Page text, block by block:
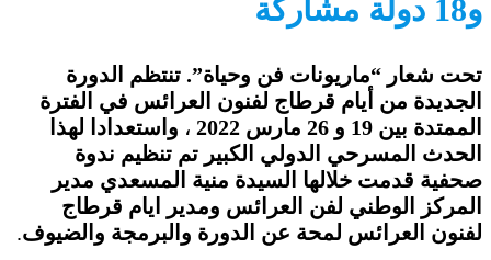
و18 دولة مشاركة
تحت شعار “ماريونات فن وحياة”. تنتظم الدورة
الجديدة من أيام قرطاج لفنون العرائس في الفترة
الممتدة بين 19 و 26 مارس 2022
، واستعدادا لهذا
الحدث المسرحي الدولي الكبير تم تنظيم ندوة
صحفية قدمت خلالها السيدة منية المسعدي مدير
المركز الوطني لفن العرائس ومدير ايام قرطاج
لفنون العرائس لمحة عن الدورة والبرمجة والضيوف.